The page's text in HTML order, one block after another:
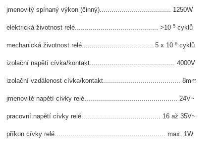
jmenovitý spínaný výkon (činný).................................... 1250W
elektrická životnost relé.......................................... >105 cyklů
mechanická životnost relé.................................... 5 x 106 cyklů
izolační napětí cívka/kontakt........................................... 4000V
izolační vzdálenost cívka/kontakt....................................... 8mm
jmenovité napětí cívky relé............................................... 24V~
pracovní napětí cívky relé........................................ 16 až 35V~
příkon cívky relé........................................................ max. 1W